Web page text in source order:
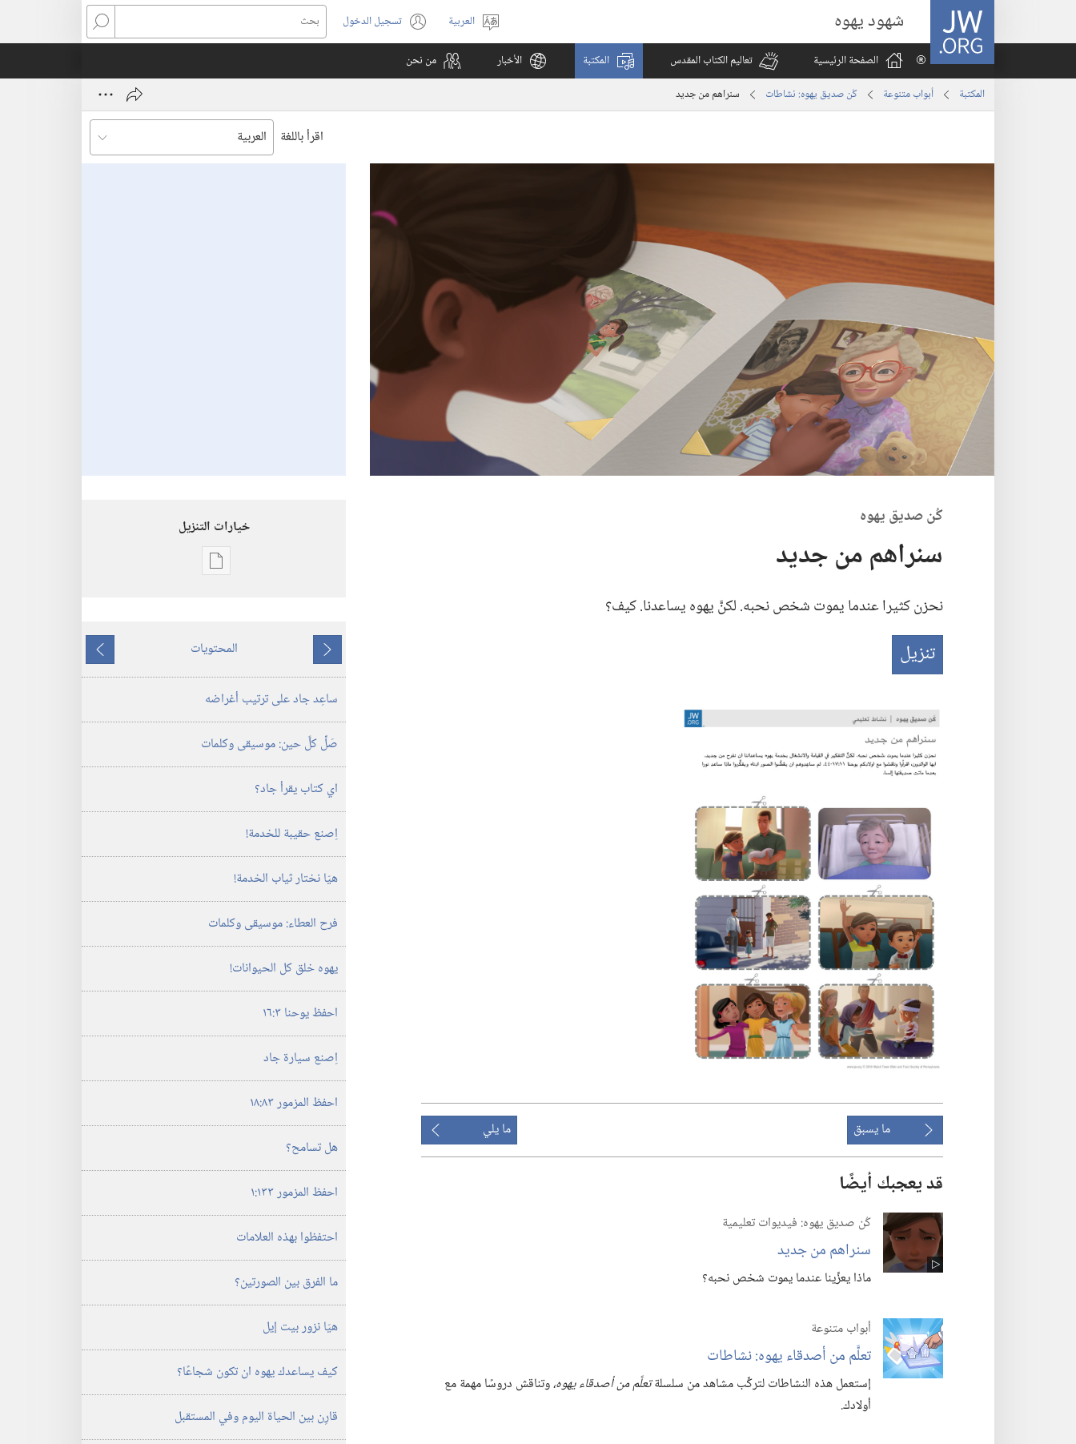
JW.ORG شهود يهوه
اختر
اللغة
العربية تسجيل الدخول
(يفتح
نافذة
بحث
الصفحة الرئيسية
تعاليم الكتاب المقدس المكتبة الأخبار من نحن
المكتبة أبواب متنوعة كُن صديق يهوه:‏ نشاطات سنراهم من جديد
اقرأ باللغة
كُن صديق يهوه
سنراهم من جديد
نحزن كثيرا عندما يموت شخص نحبه.‏ لكنَّ يهوه يساعدنا.‏ كيف؟‏
تنزيل
ما يسبق ما يلي
قد يعجبك أيضًا
كُن صديق يهوه:‏ فيديوات تعليمية
سنراهم من جديد
ماذا يعزِّينا عندما يموت شخص نحبه؟‏
أبواب متنوعة
تعلَّم من أصدقاء يهوه:‏ نشاطات
إستعمل هذه النشاطات لتركِّب مشاهد من سلسلةتعلَّم من أصدقاء يهوه،‏وتناقش دروسًا مهمة مع
أولادك.‏
خيارات التنزيل
خيارات
صديق
يهوه:‏
نشاطات
ما
يسبق
المحتويات
ما
يلي
ساعِد جاد على ترتيب أغراضه
صَلِّ كلَّ حين:‏ موسيقى وكلمات
اي كتاب يقرأ جاد؟‏
اِصنع حقيبة للخدمة!‏
هيّا نختار ثياب الخدمة!‏
فرح العطاء:‏ موسيقى وكلمات
يهوه خلق كل الحيوانات!‏
احفظ يوحنا ٣:‏١٦
اِصنع سيارة جاد
احفظ المزمور ٨٣:‏١٨
هل تسامح؟‏
احفظ المزمور ١٣٣:‏١
احتفظوا بهذه العلامات
ما الفرق بين الصورتين؟‏
هيّا نزور بيت إيل
كيف يساعدك يهوه ان تكون شجاعًا؟‏
قارِن بين الحياة اليوم وفي المستقبل